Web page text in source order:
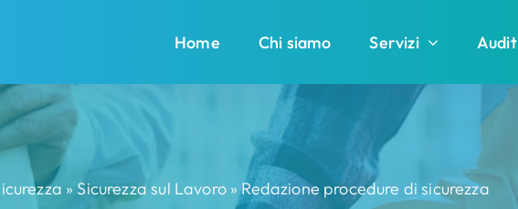
Home Chi siamo Servizi Audit
» Sicurezza sul Lavoro»Redazione procedure di sicurezza